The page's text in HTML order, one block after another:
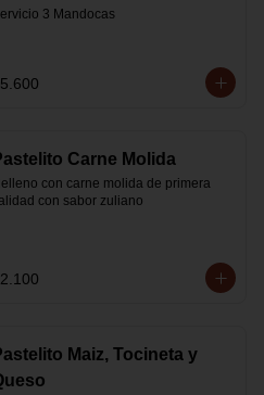
3 Mandocas
Carne Molida
con carne molida de primera
con sabor zuliano
Maiz, Tocineta y